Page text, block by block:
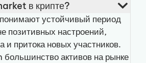
в крипте?
устойчивый период
позитивных настроений,
и притока новых участников.
активов на рынке